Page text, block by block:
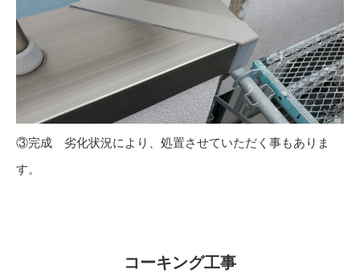
③完成 劣化状況により、処置させていただく事もありま
す。
コーキング工事